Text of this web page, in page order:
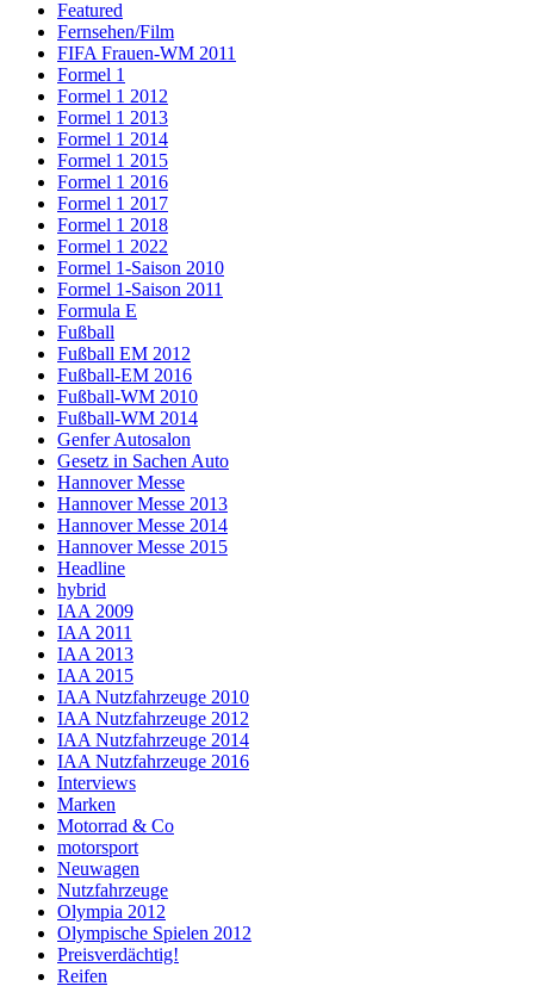
Featured
Fernsehen/Film
FIFA Frauen-WM 2011
Formel 1
Formel 1 2012
Formel 1 2013
Formel 1 2014
Formel 1 2015
Formel 1 2016
Formel 1 2017
Formel 1 2018
Formel 1 2022
Formel 1-Saison 2010
Formel 1-Saison 2011
Formula E
Fußball
Fußball EM 2012
Fußball-EM 2016
Fußball-WM 2010
Fußball-WM 2014
Genfer Autosalon
Gesetz in Sachen Auto
Hannover Messe
Hannover Messe 2013
Hannover Messe 2014
Hannover Messe 2015
Headline
hybrid
IAA 2009
IAA 2011
IAA 2013
IAA 2015
IAA Nutzfahrzeuge 2010
IAA Nutzfahrzeuge 2012
IAA Nutzfahrzeuge 2014
IAA Nutzfahrzeuge 2016
Interviews
Marken
Motorrad & Co
motorsport
Neuwagen
Nutzfahrzeuge
Olympia 2012
Olympische Spielen 2012
Preisverdächtig!
Reifen